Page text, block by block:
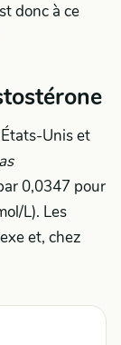
donc à ce
Unis et
0,0347 pour
L). Les
et, chez